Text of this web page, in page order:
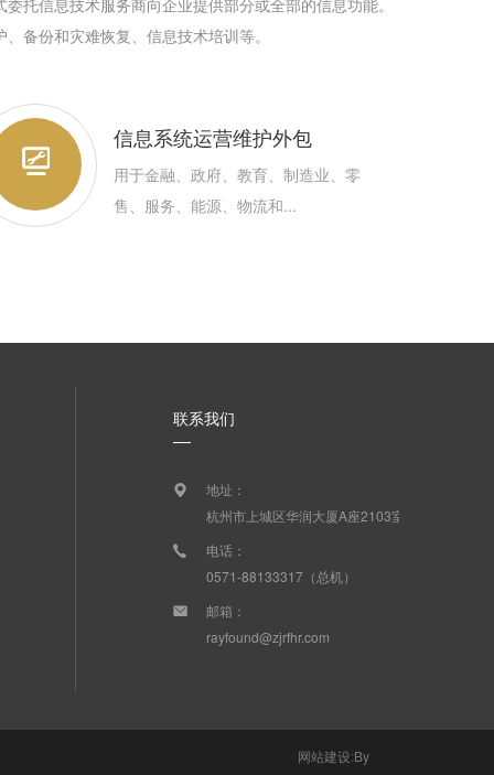
托信息技术服务商向企业提供部分或全部的信息功能。
备份和灾难恢复、信息技术培训等。
信息系统运营维护外包
用于金融、政府、教育、制造业、零
售、服务、能源、物流和...
联系我们
地址：
杭州市上城区华润大厦A座2103室
电话：
0571-88133317（总机）
邮箱：
rayfound@zjrfhr.com
网站建设:By